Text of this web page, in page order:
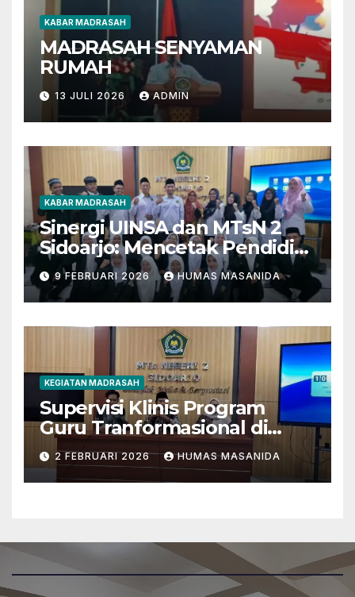
KABAR MADRASAH
MADRASAH SENYAMAN
RUMAH
13 JULI 2026 ADMIN
KABAR MADRASAH
Sinergi UINSA dan MTsN 2
Sidoarjo: Mencetak Pendidik
Berkarakter Menghadapi
Tantangan Zaman
9 FEBRUARI 2026 HUMAS MASANIDA
KEGIATAN MADRASAH
Supervisi Klinis Program
Guru Tranformasional di
MTsN 2 Sidoarjo
2 FEBRUARI 2026 HUMAS MASANIDA